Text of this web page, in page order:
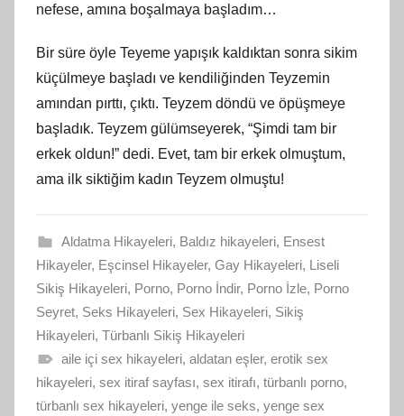
nefese, amına boşalmaya başladım…
Bir süre öyle Teyeme yapışık kaldıktan sonra sikim
küçülmeye başladı ve kendiliğinden Teyzemin
amından pırttı, çıktı. Teyzem döndü ve öpüşmeye
başladık. Teyzem gülümseyerek, “Şimdi tam bir
erkek oldun!” dedi. Evet, tam bir erkek olmuştum,
ama ilk siktiğim kadın Teyzem olmuştu!
Aldatma Hikayeleri, Baldız hikayeleri, Ensest
Hikayeler, Eşcinsel Hikayeler, Gay Hikayeleri, Liseli
Sikiş Hikayeleri, Porno, Porno İndir, Porno İzle, Porno
Seyret, Seks Hikayeleri, Sex Hikayeleri, Sikiş
Hikayeleri, Türbanlı Sikiş Hikayeleri
aile içi sex hikayeleri, aldatan eşler, erotik sex
hikayeleri, sex itiraf sayfası, sex itirafı, türbanlı porno,
türbanlı sex hikayeleri, yenge ile seks, yenge sex